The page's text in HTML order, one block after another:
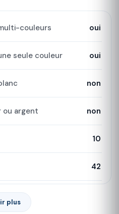
couleurs oui
seule couleur oui
non
ou argent non
10
42
plus